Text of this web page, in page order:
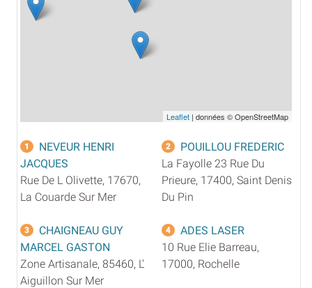
Leaflet | données © OpenStreetMap
1
NEVEUR HENRI
JACQUES
Rue De L Olivette, 17670,
La Couarde Sur Mer
2
POUILLOU FREDERIC
La Fayolle 23 Rue Du
Prieure, 17400, Saint Denis
Du Pin
3
CHAIGNEAU GUY
MARCEL GASTON
Zone Artisanale, 85460, L'
Aiguillon Sur Mer
4
ADES LASER
10 Rue Elie Barreau,
17000, Rochelle